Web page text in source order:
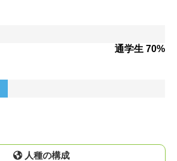
通学生 70%
人種の構成